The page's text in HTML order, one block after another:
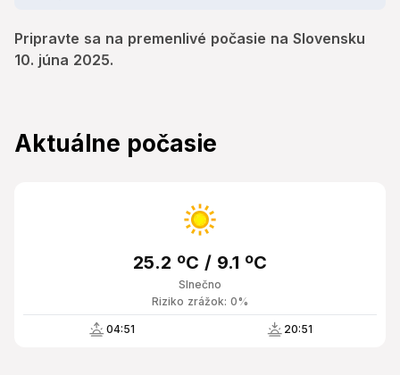
Pripravte sa na premenlivé počasie na Slovensku
10. júna 2025.
Aktuálne počasie
Slnečno
25.2 ºC / 9.1 ºC
Riziko zrážok: 0%
04:51 20:51